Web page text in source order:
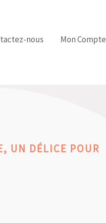
nous Mon Compte
UN DÉLICE POUR